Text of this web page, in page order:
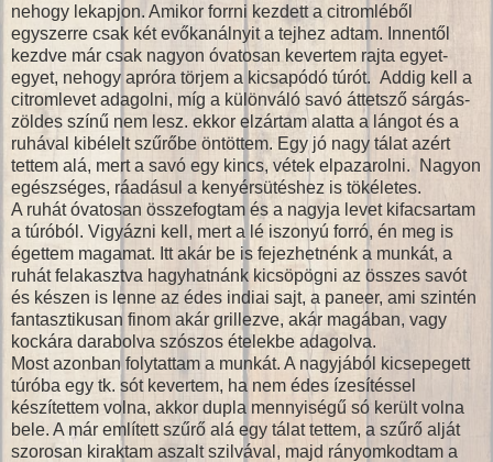
nehogy lekapjon. Amikor forrni kezdett a citromléből
egyszerre csak két evőkanálnyit a tejhez adtam. Innentől
kezdve már csak nagyon óvatosan kevertem rajta egyet-
egyet, nehogy apróra törjem a kicsapódó túrót. Addig kell a
citromlevet adagolni, míg a különváló savó áttetsző sárgás-
zöldes színű nem lesz. ekkor elzártam alatta a lángot és a
ruhával kibélelt szűrőbe öntöttem. Egy jó nagy tálat azért
tettem alá, mert a savó egy kincs, vétek elpazarolni. Nagyon
egészséges, ráadásul a kenyérsütéshez is tökéletes.
A ruhát óvatosan összefogtam és a nagyja levet kifacsartam
a túróból. Vigyázni kell, mert a lé iszonyú forró, én meg is
égettem magamat. Itt akár be is fejezhetnénk a munkát, a
ruhát felakasztva hagyhatnánk kicsöpögni az összes savót
és készen is lenne az édes indiai sajt, a paneer, ami szintén
fantasztikusan finom akár grillezve, akár magában, vagy
kockára darabolva szószos ételekbe adagolva.
Most azonban folytattam a munkát. A nagyjából kicsepegett
túróba egy tk. sót kevertem, ha nem édes ízesítéssel
készítettem volna, akkor dupla mennyiségű só került volna
bele. A már említett szűrő alá egy tálat tettem, a szűrő alját
szorosan kiraktam aszalt szilvával, majd rányomkodtam a